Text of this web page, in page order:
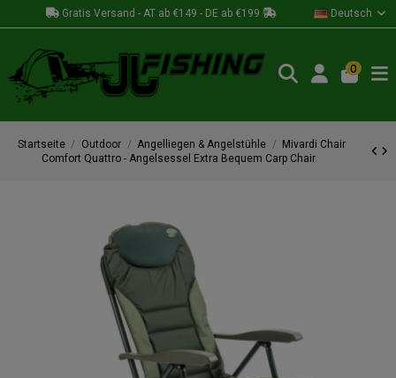
Gratis Versand - AT ab €149 - DE ab €199 Deutsch
0
Startseite Outdoor Angelliegen & Angelstühle
Mivardi Chair
Comfort Quattro - Angelsessel Extra Bequem Carp Chair